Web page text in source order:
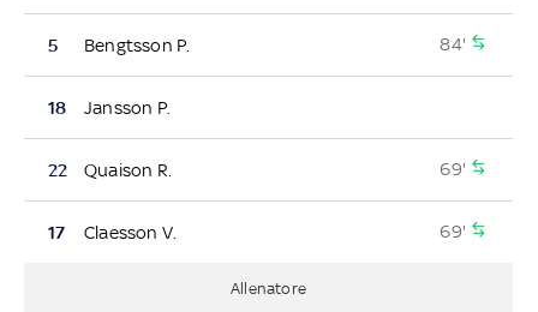
5 Bengtsson P. 84'
18 Jansson P.
22 Quaison R. 69'
17 Claesson V. 69'
Allenatore